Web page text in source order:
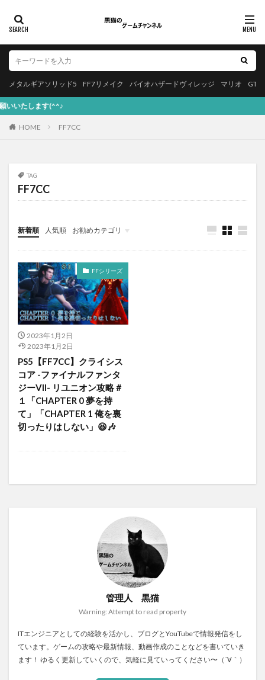
メタルギアソリッド5 FF7リメイク バイオハザードヴィレッジ マリオ GTA
HOME FF7CC
TAG
FF7CC
新着順 人気順 お勧めカテゴリ
Apple
本・漫画
プログラミング
バイオハザード
スクエニ
アプリゲーム
YouTube
お知らせ
PS5
PS4
NintendoSwitch
音楽
FFシリーズ
2023年1月2日
2023年1月2日
PS5【FF7CC】クライシス
コア -ファイナルファンタ
ジーVII- リユニオン攻略＃
１「CHAPTER 0 夢を持
て」「CHAPTER 1 俺を裏
切ったりはしない」😆🎶
管理人 黒猫
Warning: Attempt to read property
ITエンジニアとしての経験を活かし、ブログとYouTubeで情報発信をし
ています。ゲームの攻略や最新情報、動画作成のことなどを書いていき
ます！ ゆるく更新していくので、気軽に見ていってください〜（´∀｀）